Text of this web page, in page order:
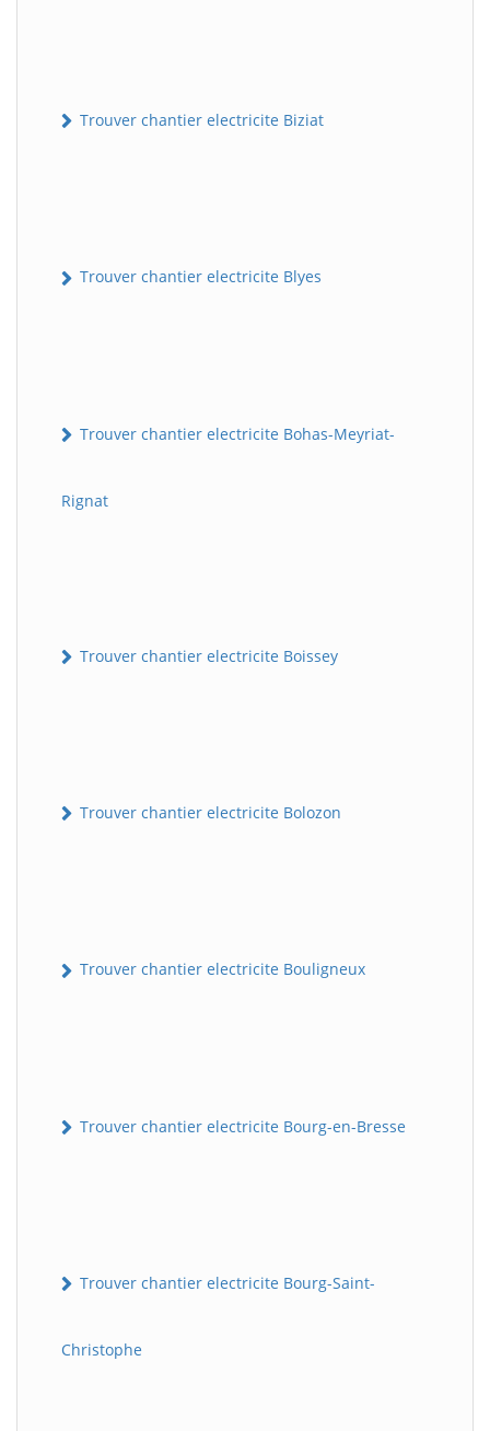
Trouver chantier electricite Biziat
Trouver chantier electricite Blyes
Trouver chantier electricite Bohas-Meyriat-
Rignat
Trouver chantier electricite Boissey
Trouver chantier electricite Bolozon
Trouver chantier electricite Bouligneux
Trouver chantier electricite Bourg-en-Bresse
Trouver chantier electricite Bourg-Saint-
Christophe